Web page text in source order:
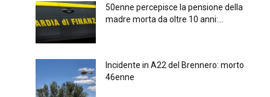
50enne percepisce la pensione della
madre morta da oltre 10 anni:...
Incidente in A22 del Brennero: morto
46enne